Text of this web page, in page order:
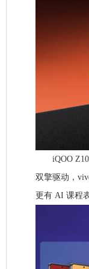
iQOO Z10
双擎驱动，
更有 AI 课程